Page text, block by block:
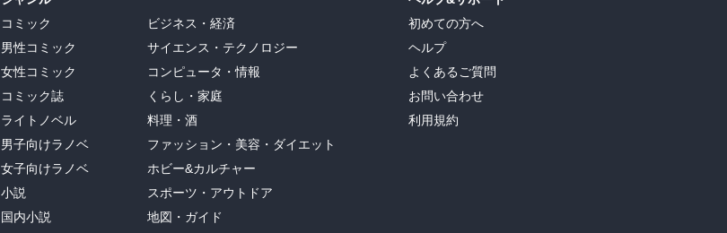
コミック
男性コミック
女性コミック
コミック誌
ライトノベル
男子向けラノベ
女子向けラノベ
小説
国内小説
ビジネス・経済
サイエンス・テクノロジー
コンピュータ・情報
くらし・家庭
料理・酒
ファッション・美容・ダイエット
ホビー&カルチャー
スポーツ・アウトドア
地図・ガイド
初めての方へ
ヘルプ
よくあるご質問
お問い合わせ
利用規約